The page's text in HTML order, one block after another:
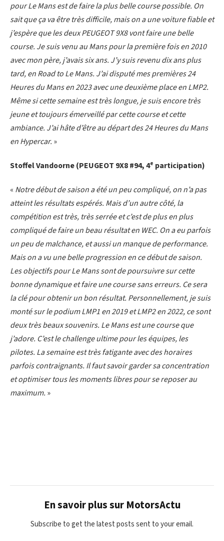
pour Le Mans est de faire la plus belle course possible. On
sait que ça va être très difficile, mais on a une voiture fiable et
j’espère que les deux PEUGEOT 9X8 vont faire une belle
course. Je suis venu au Mans pour la première fois en 2010
avec mon père, j’avais six ans. J’y suis revenu dix ans plus
tard, en Road to Le Mans. J’ai disputé mes premières 24
Heures du Mans en 2023 avec une deuxième place en LMP2.
Même si cette semaine est très longue, je suis encore très
jeune et toujours émerveillé par cette course et cette
ambiance. J’ai hâte d’être au départ des 24 Heures du Mans
en Hypercar. »
Stoffel Vandoorne (PEUGEOT 9X8 #94, 4e participation)
« Notre début de saison a été un peu compliqué, on n’a pas
atteint les résultats espérés. Mais d’un autre côté, la
compétition est très, très serrée et c’est de plus en plus
compliqué de faire un beau résultat en WEC. On a eu parfois
un peu de malchance, et aussi un manque de performance.
Mais on a vu une belle progression en ce début de saison.
Les objectifs pour Le Mans sont de poursuivre sur cette
bonne dynamique et faire une course sans erreurs. Ce sera
la clé pour obtenir un bon résultat. Personnellement, je suis
monté sur le podium LMP1 en 2019 et LMP2 en 2022, ce sont
deux très beaux souvenirs. Le Mans est une course que
j’adore. C’est le challenge ultime pour les équipes, les
pilotes. La semaine est très fatigante avec des horaires
parfois contraignants. Il faut savoir garder sa concentration
et optimiser tous les moments libres pour se reposer au
maximum. »
En savoir plus sur MotorsActu
Subscribe to get the latest posts sent to your email.